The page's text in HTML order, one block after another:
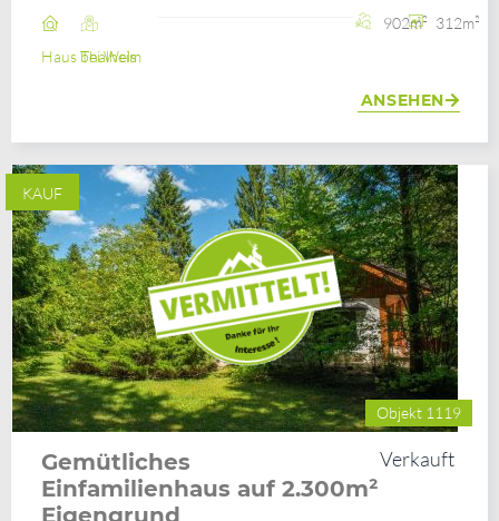
HausThalheim bei Wels
902m² 312m²
ANSEHEN
KAUF
Objekt 1119
Gemütliches
Einfamilienhaus auf 2.300m²
Eigengrund
Verkauft